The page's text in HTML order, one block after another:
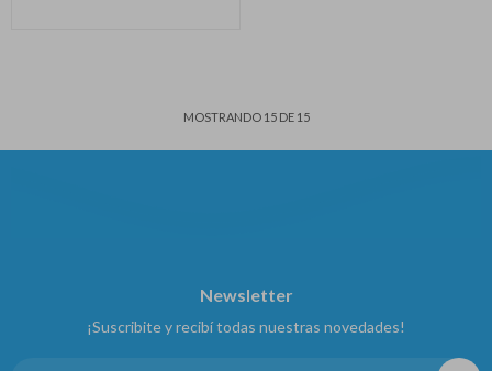
MOSTRANDO 15DE 15
Newsletter
¡Suscribite y recibí todas nuestras novedades!